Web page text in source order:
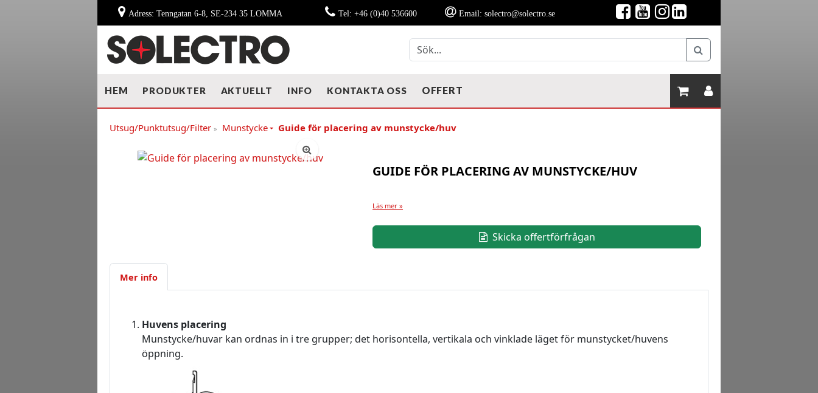
Adress: Tenngatan 6-8, SE-234 35 LOMMA Tel: +46 (0)40 536600 Email: solectro@solectro.se
HEM PRODUKTER AKTUELLT INFO KONTAKTA OSS OFFERT
Utsug/Punktutsug/Filter » Munstycke Guide för placering av munstycke/huv
GUIDE FÖR PLACERING AV MUNSTYCKE/HUV
Läs mer »
Skicka offertförfrågan
Mer info
Huvens placering
Munstycke/huvar kan ordnas in i tre grupper; det horisontella, vertikala och vinklade läget för munstycket/huvens
öppning.